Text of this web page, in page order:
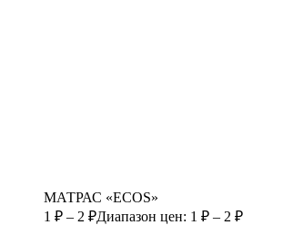
МАТРАС «ECOS»
1 ₽ – 2 ₽Диапазон цен: 1 ₽ – 2 ₽